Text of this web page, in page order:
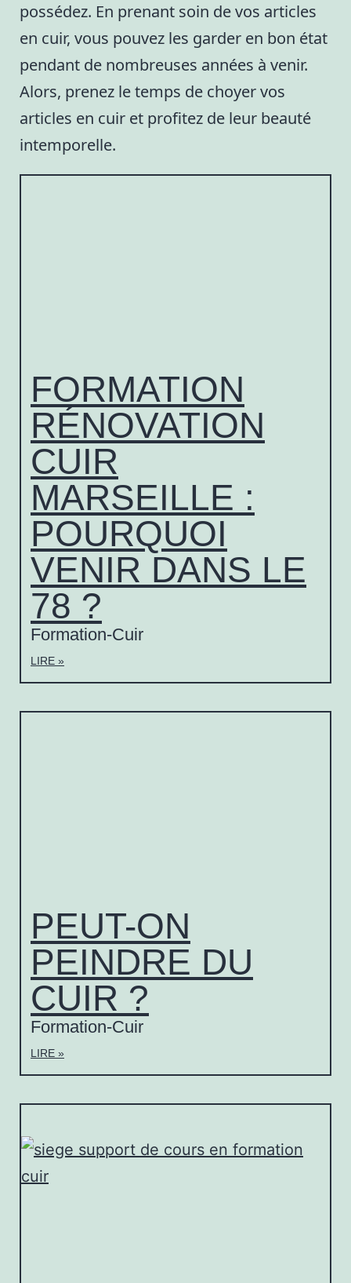
possédez. En prenant soin de vos articles
en cuir, vous pouvez les garder en bon état
pendant de nombreuses années à venir.
Alors, prenez le temps de choyer vos
articles en cuir et profitez de leur beauté
intemporelle.
FORMATION
RÉNOVATION
CUIR
MARSEILLE :
POURQUOI
VENIR DANS LE
78 ?
Formation-Cuir
LIRE »
PEUT-ON
PEINDRE DU
CUIR ?
Formation-Cuir
LIRE »